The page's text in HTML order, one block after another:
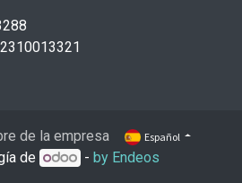
de la empresa Español
de -by Endeos